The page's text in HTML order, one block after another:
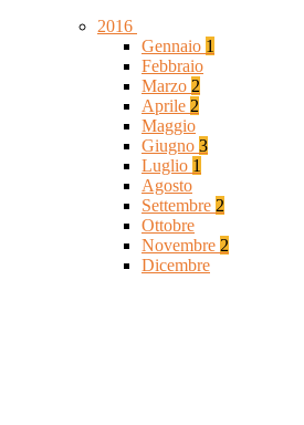
2016
Gennaio 1
Febbraio
Marzo 2
Aprile 2
Maggio
Giugno 3
Luglio 1
Agosto
Settembre 2
Ottobre
Novembre 2
Dicembre